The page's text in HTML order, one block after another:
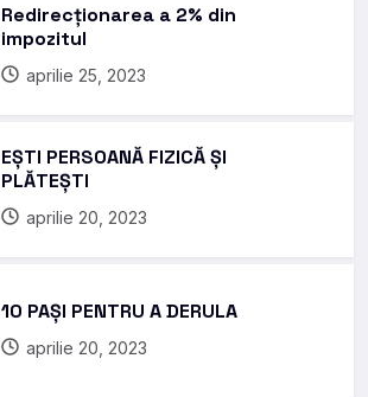
Redirecționarea a 2% din
impozitul
aprilie 25, 2023
EȘTI PERSOANĂ FIZICĂ ȘI
PLĂTEȘTI
aprilie 20, 2023
10 PAȘI PENTRU A DERULA
aprilie 20, 2023